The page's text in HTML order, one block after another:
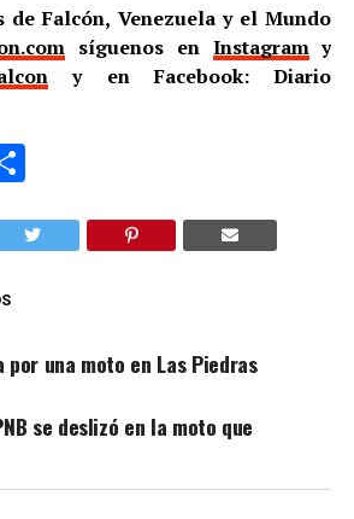
de Falcón, Venezuela y el Mundo
síguenos en Instagramy
y en Facebook: Diario
Compartir
una moto en Las Piedras
se deslizó en la moto que